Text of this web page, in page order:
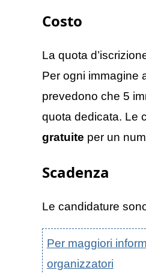
Costo
La quota
Per ogni immagine
prevedono che 5
quota dedicata. Le
gratuite per un
Scadenza
Le candidature
Per maggiori
organizzatori